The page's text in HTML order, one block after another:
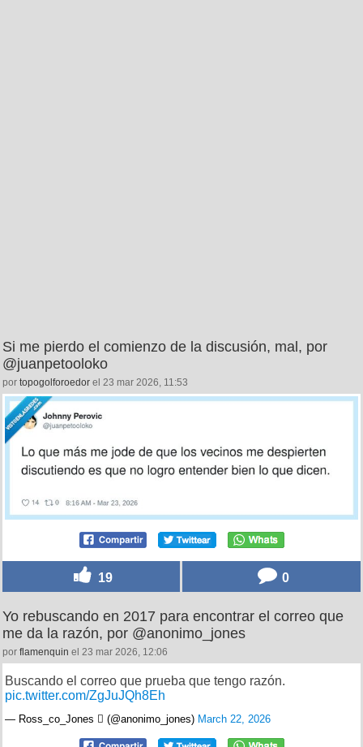
Si me pierdo el comienzo de la discusión, mal, por
@juanpetooloko
por topogolforoedor el 23 mar 2026, 11:53
19 0
Yo rebuscando en 2017 para encontrar el correo que
me da la razón, por @anonimo_jones
por flamenquin el 23 mar 2026, 12:06
Buscando el correo que prueba que tengo razón.
pic.twitter.com/ZgJuJQh8Eh
— Ross_co_Jones  (@anonimo_jones) March 22, 2026